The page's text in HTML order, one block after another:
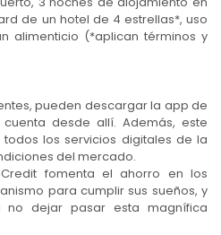
de un hotel de 4 estrellas*, uso
alimenticio (*aplican términos y
pueden descargar la app de
desde allí. Además, este
los servicios digitales de la
del mercado.
fomenta el ahorro en los
para cumplir sus sueños, y
dejar pasar esta magnífica